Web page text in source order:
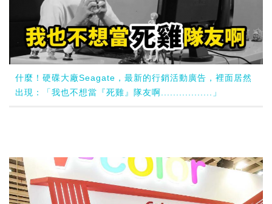
什麼！硬碟大廠Seagate，最新的行銷活動廣告，裡面居然
出現：「我也不想當『死雞』隊友啊.................」